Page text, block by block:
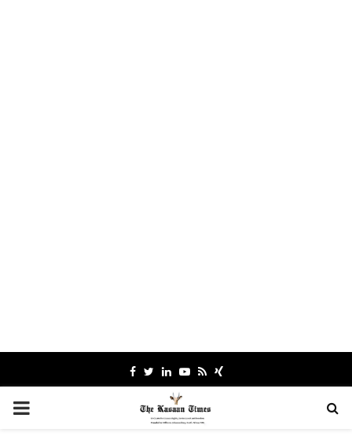
Facebook
TwitterLinkedinYoutube
RssXing
PRIMARY